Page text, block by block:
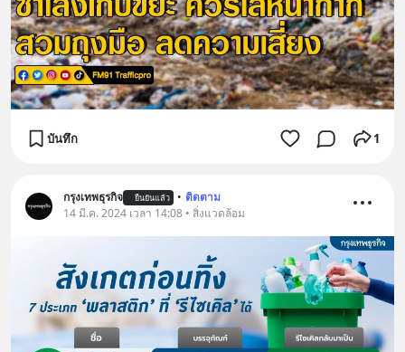
บันทึก 1
กรุงเทพธุรกิจ ยืนยันแล้ว • ติดตาม
14 มี.ค. 2024 เวลา 14:08 • สิ่งแวดล้อม